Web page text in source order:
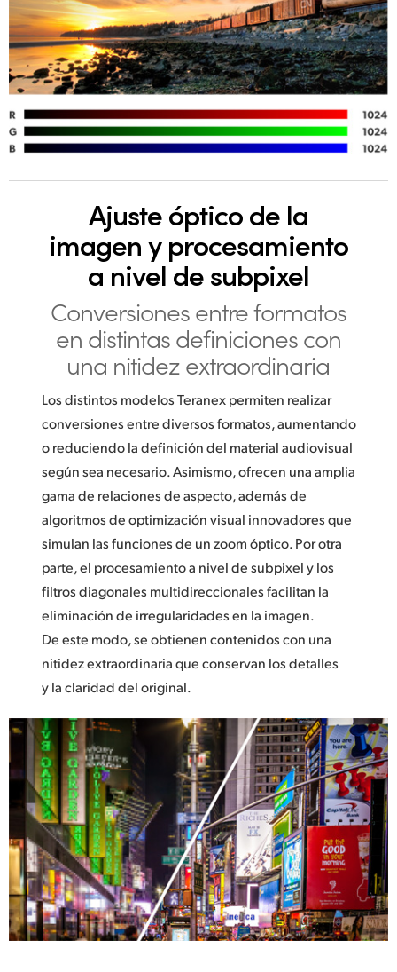
Ajuste óptico de la
imagen y procesamiento
a nivel de subpixel
Conversiones entre formatos
en distintas definiciones con
una nitidez extraordinaria
Los distintos modelos Teranex permiten realizar
conversiones entre diversos formatos, aumentando
o reduciendo la definición del material audiovisual
según sea necesario. Asimismo, ofrecen una amplia
gama de relaciones de aspecto, además de
algoritmos de optimización visual innovadores que
simulan las funciones de un zoom óptico. Por otra
parte, el procesamiento a nivel de subpixel y los
filtros diagonales multidireccionales facilitan la
eliminación de irregularidades en la imagen.
De este modo, se obtienen contenidos con una
nitidez extraordinaria que conservan los detalles
y la claridad del original.